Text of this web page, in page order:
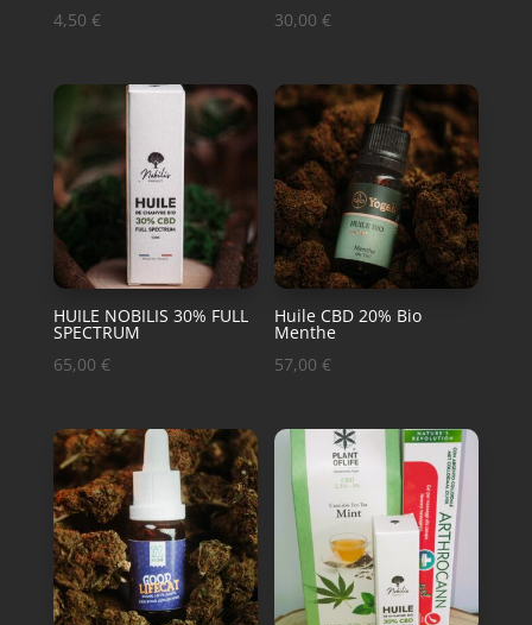
4,50 €
30,00€
HUILE NOBILIS 30% FULL
SPECTRUM
65,00 €
Huile CBD 20% Bio
Menthe
57,00€